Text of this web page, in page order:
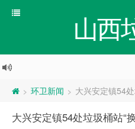
山西
> 环卫新闻 > 大兴安定镇54
大兴安定镇54处垃圾桶站“